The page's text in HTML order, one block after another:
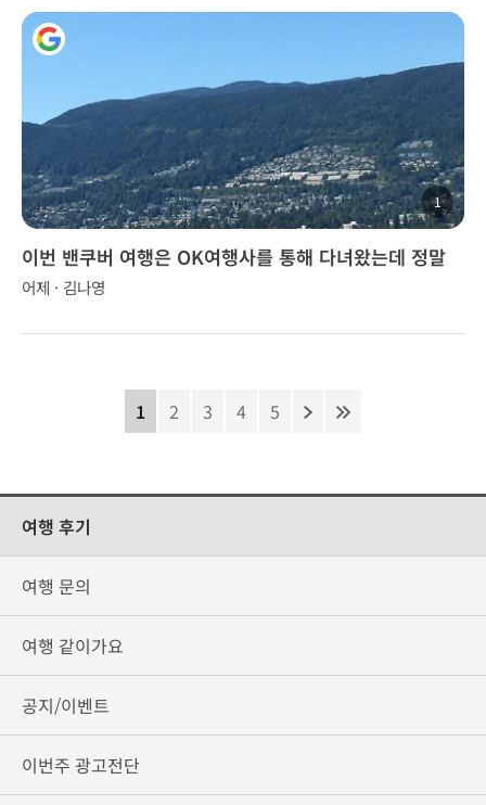
1
이번 밴쿠버 여행은 OK여행사를 통해 다녀왔는데 정말
좋았습니다.
어제 · 김나영
1 2 3 4 5
여행 후기
여행 문의
여행 같이가요
공지/이벤트
이번주 광고전단